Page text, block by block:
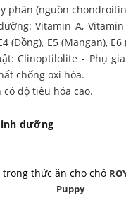
phân (nguồn
Vitamin A, Vitamin
(Đồng), E5 (Mangan), E6
Clinoptilolite - Phụ
chống oxi hóa.
có độ tiêu hóa cao.
dưỡng
trong thức ăn cho chó
Puppy